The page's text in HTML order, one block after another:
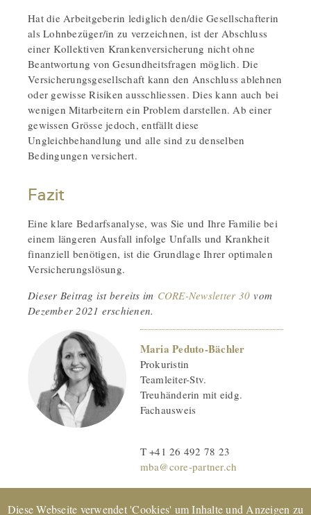
Hat die Arbeitgeberin lediglich den/die Gesellschafterin
als Lohnbezüger/in zu verzeichnen, ist der Abschluss
einer Kollektiven Krankenversicherung nicht ohne
Beantwortung von Gesundheitsfragen möglich. Die
Versicherungsgesellschaft kann den Anschluss ablehnen
oder gewisse Risiken ausschliessen. Dies kann auch bei
wenigen Mitarbeitern ein Problem darstellen. Ab einer
gewissen Grösse jedoch, entfällt diese
Ungleichbehandlung und alle sind zu denselben
Bedingungen versichert.
Fazit
Eine klare Bedarfsanalyse, was Sie und Ihre Familie bei
einem längeren Ausfall infolge Unfalls und Krankheit
finanziell benötigen, ist die Grundlage Ihrer optimalen
Versicherungslösung.
Dieser Beitrag ist bereits im CORE-Newsletter 30 vom
Dezember 2021 erschienen.
Maria Peduto-Bächler
Prokuristin
Teamleiter-Stv.
Treuhänderin mit eidg.
Fachausweis
T +41 26 492 78 23
mba@core-partner.ch
Diese Webseite verwendet 'Cookies' um Inhalte und Anzeigen zu